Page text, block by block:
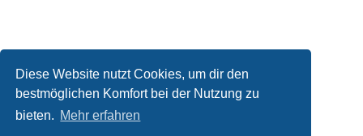
Diese Website nutzt Cookies, um dir den
bestmöglichen Komfort bei der Nutzung zu
bieten. Mehr erfahren